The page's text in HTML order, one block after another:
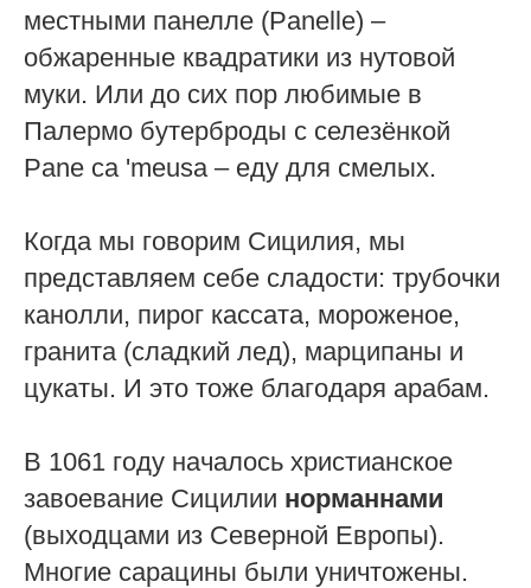
местными панелле (Panelle) –
обжаренные квадратики из нутовой
муки. Или до сих пор любимые в
Палермо бутерброды с селезёнкой
Pane ca 'meusa – еду для смелых.
Когда мы говорим Сицилия, мы
представляем себе сладости: трубочки
канолли, пирог кассата, мороженое,
гранита (сладкий лед), марципаны и
цукаты. И это тоже благодаря арабам.
В 1061 году началось христианское
завоевание Сицилии норманнами
(выходцами из Северной Европы).
Многие сарацины были уничтожены.